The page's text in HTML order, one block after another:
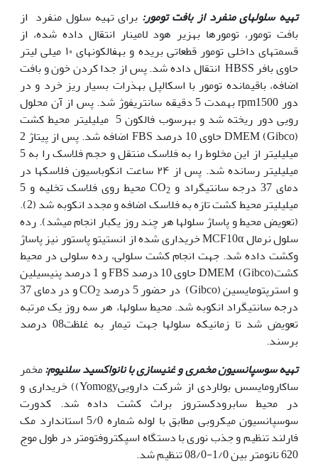
تهیه سلول‏های منفرد از بافت تومور: برای تهیه سلول منفرد از
بافت تومور، تومورها به‏زیر هود لامینار انتقال داده شده، از
قسمت‏های داخلی تومور قطعاتی بریده و به‏فالکون‏های ۱۰ میلی لیتر
حاوی بافر HBSS انتقال داده شد. پس از جدا کردن خون و بافت
اضافه، باقی‏مانده تومور با اسکالپل به‏ذرات بسیار ریز خرد و در
دور rpm1500 به‏مدت 5 دقیقه سانتریفوژ شد. پس از آن محلول
رویی دور ریخته شد و به‏رسوب فالکون 5 میلی‏لیتر محیط کشت
DMEM (Gibco) حاوی 10 درصد FBS اضافه شد. پس از پیتاژ 2
میلی‏لیتر از این مخلوط را به فلاسک منتقل و حجم فلاسک را به 5
میلی‏لیتر رسانده شد. پس از ۲۴ ساعت انکوباسیون فلاسک‏ها در
دمای 37 درجه سانتی‏گراد و CO
2
محیط‌ روی فلاسک تخلیه و 5
میلی‏لیتر محیط کشت تازه به فلاسک اضافه و مجدد انکوبه شد (2).
(تعویض محیط و پاساژ سلول‏ها هر چند روز یک‏بار انجام می‏شد). رده
سلول نرمال MCF10α خریداری شده از انستیتو پاستور نیز پاساژ
وکشت داده شد. جهت انجام کشت سلولی، رده­ سلولی در محیط
کشتDMEM (Gibco) حاوی 10 درصد FBS و 1 درصد پنی‏سیلین
و استرپتومایسین (Gibco) در حضور 5 درصد CO
2
و در دمای 37
درجه سانتی­گراد انکوبه شد. محیط سلول­ها، هر سه روز یک مرتبه
تعویض شد تا زمانیکه سلول­ها جهت تیمار به غلظت08 درصد
برسند.
تهیه سوسپانسیون مخمری و غنیسازی با نانواکسید سلنیوم:مخمر
ساکارومایسس بولاردی از شرکت داروییYomogy)) خریداری و
در محیط سابرودکستروز براث کشت داده شد. کدورت
سوسپانسیون میکروبی مطابق با لوله شماره 5/0 استاندارد مک
فارلند تنظیم و جذب نوری با دستگاه اسپکتروفتومتر در طول موج
620 نانومتر بین 1/0-08/0 تنظیم شد.